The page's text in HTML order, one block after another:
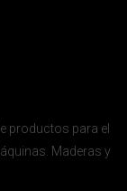
productos para el
Maderas y